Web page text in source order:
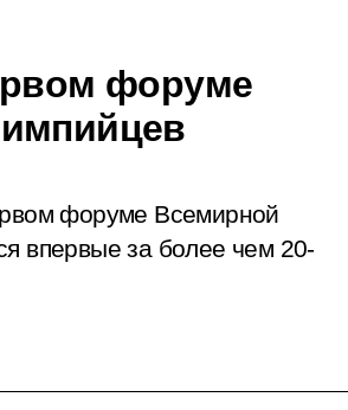
форуме
форуме Всемирной
впервые за более чем 20-